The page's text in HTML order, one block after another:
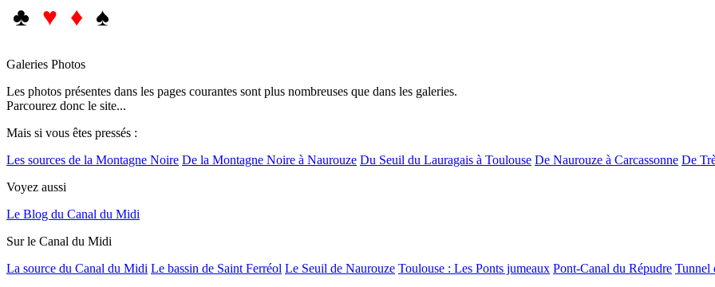
♣ ♥ ♦ ♠
Galeries Photos
Les photos présentes dans les pages courantes sont plus nombreuses que dans les galeries.
Parcourez donc le site...
Mais si vous êtes pressés :
Les sources de la Montagne Noire De la Montagne Noire à Naurouze Du Seuil du Lauragais à Toulouse De Naurouze à Carcassonne De
Voyez aussi
Le Blog du Canal du Midi
Sur le Canal du Midi
La source du Canal du Midi Le bassin de Saint Ferréol Le Seuil de Naurouze Toulouse : Les Ponts jumeaux Pont-Canal du Répudre Tunnel